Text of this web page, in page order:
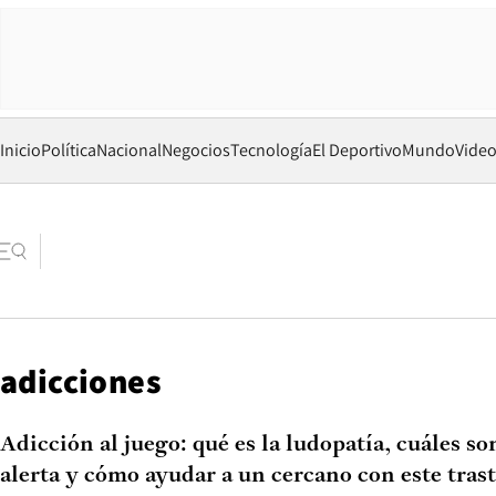
InicioPolíticaNacionalNegociosTecnologíaEl DeportivoMundo
adicciones
Adicción al juego: qué es la ludopatía, cuáles
alerta y cómo ayudar a un cercano con este